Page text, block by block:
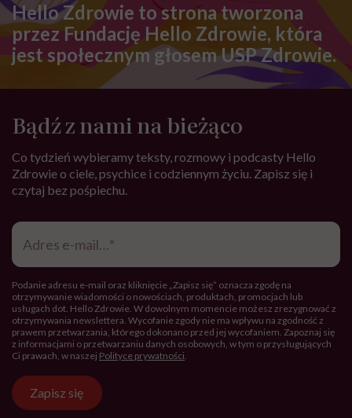
Hello Zdrowie to strona tworzona
przez Fundację Hello Zdrowie, która
jest społecznym głosem USP Zdrowie.
Bądź z nami na bieżąco
Co tydzień wybieramy teksty, rozmowy i podcasty Hello
Zdrowie o ciele, psychice i codziennym życiu. Zapisz się i
czytaj bez pośpiechu.
Adres
mail*
Podanie adresu e-mail oraz kliknięcie „Zapisz się” oznacza zgodę na
otrzymywanie wiadomości o nowościach, produktach, promocjach lub
usługach dot. Hello Zdrowie. W dowolnym momencie możesz zrezygnować z
otrzymywania newslettera. Wycofanie zgody nie ma wpływu na zgodność z
prawem przetwarzania, którego dokonano przed jej wycofaniem. Zapoznaj się
z informacjami o przetwarzaniu danych osobowych, w tym o przysługujących
Ci prawach, w naszej Polityce prywatności.
Zapisz się